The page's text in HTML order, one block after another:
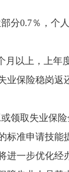
0.7％，个
以上，上
保险稳岗
领取失业保
准申请技能
一步优化